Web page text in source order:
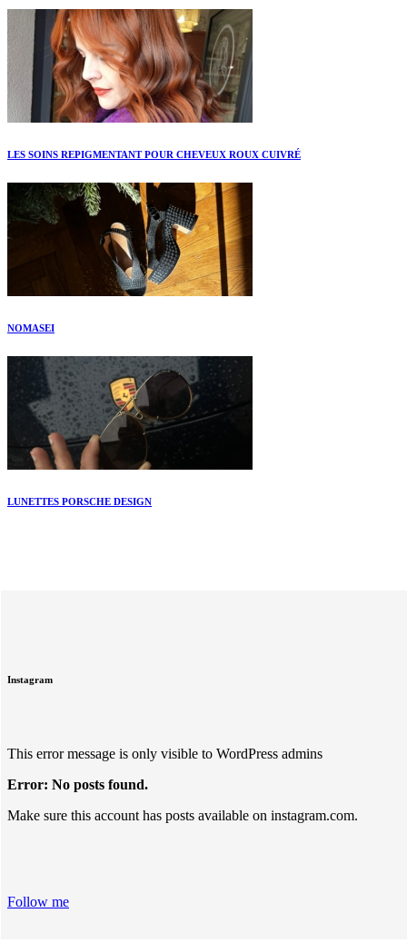
LES SOINS REPIGMENTANT POUR CHEVEUX ROUX CUIVRÉ
NOMASEI
LUNETTES PORSCHE DESIGN
Instagram
This error message is only visible to WordPress admins
Error: No posts found.
Make sure this account has posts available on instagram.com.
Follow me